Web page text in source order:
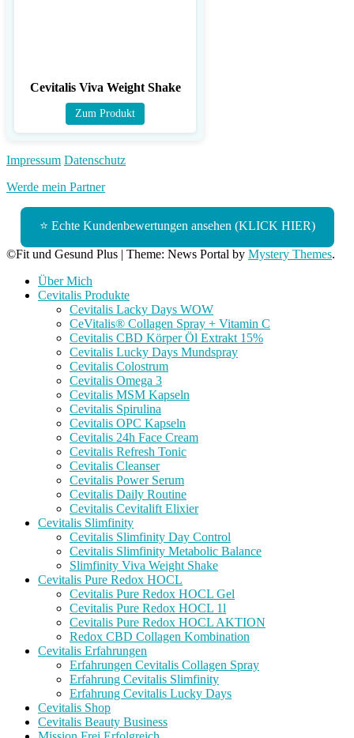
Cevitalis Viva Weight Shake
Zum Produkt
Impressum Datenschutz
Werde mein Partner
⭐ Echte Kundenbewertungen ansehen (KLICK HIER)
©Fit und Gesund Plus | Theme: News Portal by Mystery Themes.
Über Mich
Cevitalis Produkte
Cevitalis Lacky Days WOW
CeVitalis® Collagen Spray + Vitamin C
Cevitalis CBD Körper Öl Extrakt 15%
Cevitalis Lucky Days Mundspray
Cevitalis Colostrum
Cevitalis Omega 3
Cevitalis MSM Kapseln
Cevitalis Spirulina
Cevitalis OPC Kapseln
Cevitalis 24h Face Cream
Cevitalis Refresh Tonic
Cevitalis Cleanser
Cevitalis Power Serum
Cevitalis Daily Routine
Cevitalis Cevitalift Elixier
Cevitalis Slimfinity
Cevitalis Slimfinity Day Control
Cevitalis Slimfinity Metabolic Balance
Slimfinity Viva Weight Shake
Cevitalis Pure Redox HOCL
Cevitalis Pure Redox HOCL Gel
Cevitalis Pure Redox HOCL 1l
Cevitalis Pure Redox HOCL AKTION
Redox CBD Collagen Kombination
Cevitalis Erfahrungen
Erfahrungen Cevitalis Collagen Spray
Erfahrung Cevitalis Slimfinity
Erfahrung Cevitalis Lucky Days
Cevitalis Shop
Cevitalis Beauty Business